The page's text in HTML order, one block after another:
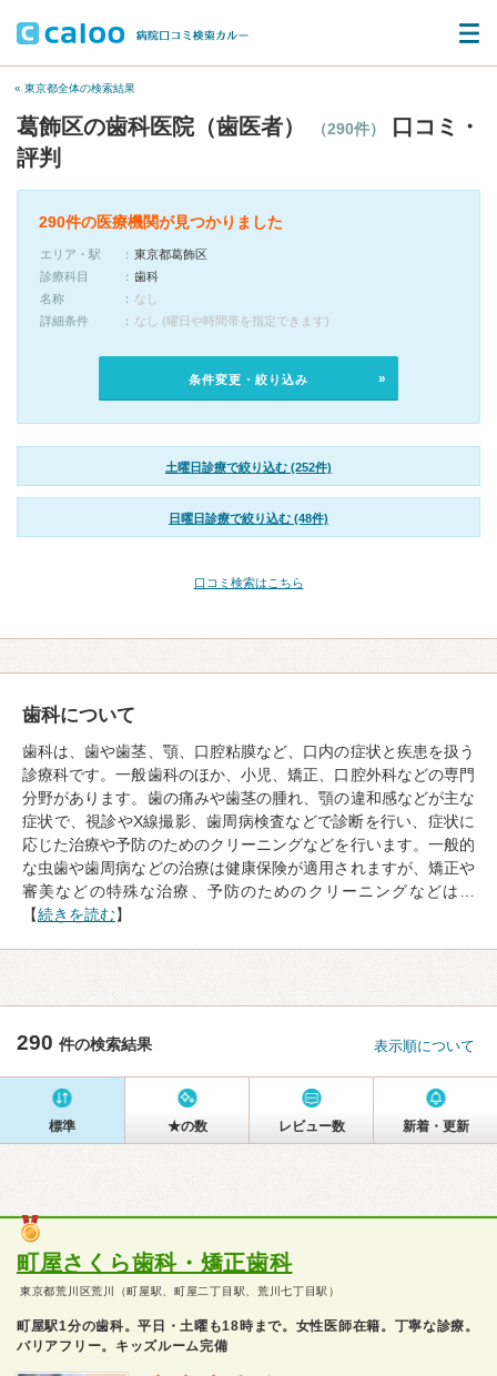
« 東京都全体の検索結果
葛飾区の歯科医院（歯医者） （290件）
口コミ・
評判
290件の医療機関が見つかりました
エリア・駅
東京都葛飾区
診療科目
歯科
名称
なし
詳細条件
なし (曜日や時間帯を指定できます)
条件変更・絞り込み
土曜日診療で絞り込む (252件)
日曜日診療で絞り込む (48件)
口コミ検索はこちら
歯科について
歯科は、歯や歯茎、顎、口腔粘膜など、口内の症状と疾患を扱う
診療科です。一般歯科のほか、小児、矯正、口腔外科などの専門
分野があります。歯の痛みや歯茎の腫れ、顎の違和感などが主な
症状で、視診やX線撮影、歯周病検査などで診断を行い、症状に
応じた治療や予防のためのクリーニングなどを行います。一般的
な虫歯や歯周病などの治療は健康保険が適用されますが、矯正や
審美などの特殊な治療、予防のためのクリーニングなどは…
【続きを読む】
290 件の検索結果 表示順について
標準 ★の数 レビュー数 新着・更新
町屋さくら歯科・矯正歯科
東京都荒川区荒川（町屋駅、町屋二丁目駅、荒川七丁目駅）
町屋駅1分の歯科。平日・土曜も18時まで。女性医師在籍。丁寧な診療。
バリアフリー。キッズルーム完備